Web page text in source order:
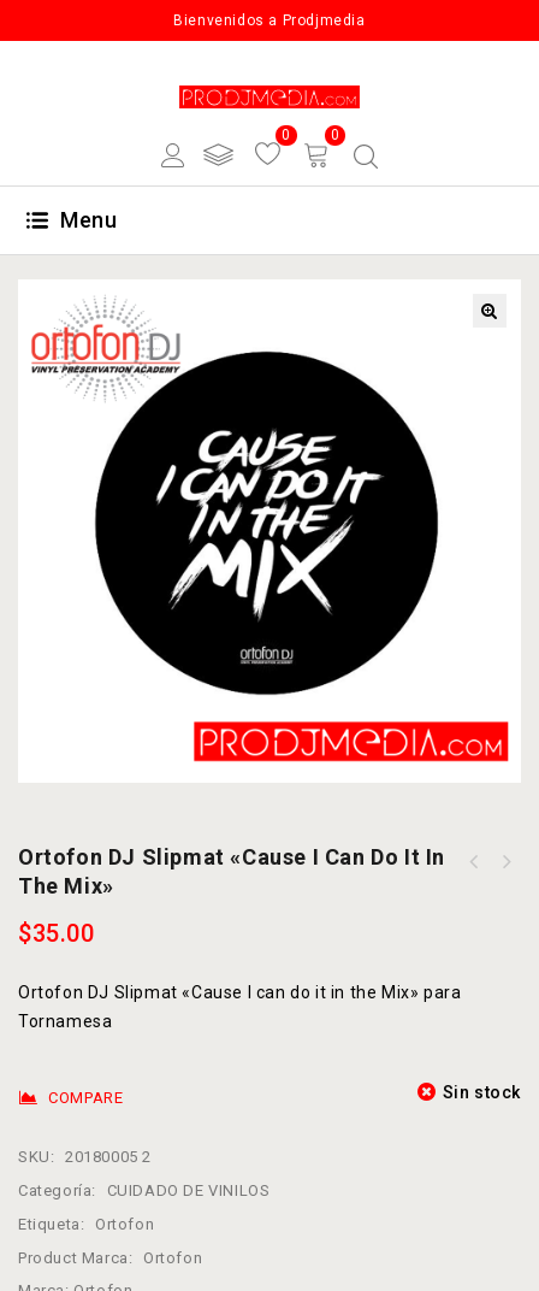
Bienvenidos a Prodjmedia
0 0
Menu
Ortofon DJ Slipmat «Cause I Can Do It In
The Mix»
$35.00
Ortofon DJ Slipmat «Cause I can do it in the Mix» para
Tornamesa
Sin stock
COMPARE
SKU:
20180005 2
Categoría:
CUIDADO DE VINILOS
Etiqueta:
Ortofon
Product Marca:
Ortofon